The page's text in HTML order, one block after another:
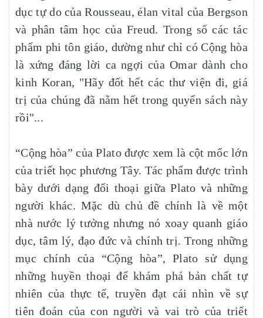
dục tự do của Rousseau, élan vital của Bergson
và phân tâm học của Freud. Trong số các tác
phẩm phi tôn giáo, dường như chỉ có Cộng hòa
là xứng đáng lời ca ngợi của Omar dành cho
kinh Koran, "Hãy đốt hết các thư viện đi, giá
trị của chúng đã nằm hết trong quyển sách này
rồi"...
“Cộng hòa” của Plato được xem là cột mốc lớn
của triết học phương Tây. Tác phẩm được trình
bày dưới dạng đối thoại giữa Plato và những
người khác. Mặc dù chủ đề chính là về một
nhà nước lý tưởng nhưng nó xoay quanh giáo
dục, tâm lý, đạo đức và chính trị. Trong những
mục chính của “Cộng hòa”, Plato sử dụng
những huyền thoại để khám phá bản chất tự
nhiên của thực tế, truyền đạt cái nhìn về sự
tiên đoán của con người và vai trò của triết